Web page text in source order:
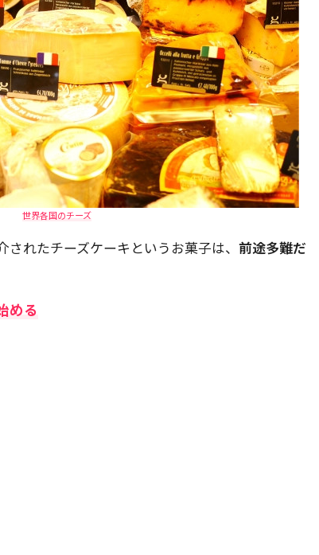
世界各国のチーズ
れたチーズケーキというお菓子は、 前途多難だ
める